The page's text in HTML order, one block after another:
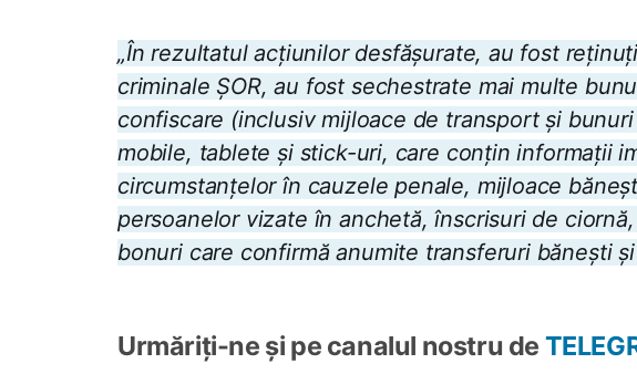
„În rezultatul acțiunilor desfășurate, au fost
criminale ȘOR, au fost sechestrate mai multe
confiscare (inclusiv mijloace de transport și
mobile, tablete și stick-uri, care conțin informații
circumstanțelor în cauzele penale, mijloace
persoanelor vizate în anchetă, înscrisuri de
bonuri care confirmă anumite transferuri bănești
Urmăriți-ne și pe canalul nostru de